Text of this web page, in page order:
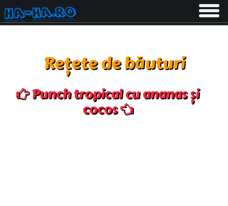
Toggle
Rețete de băuturi
Punch tropical cu ananas și
cocos